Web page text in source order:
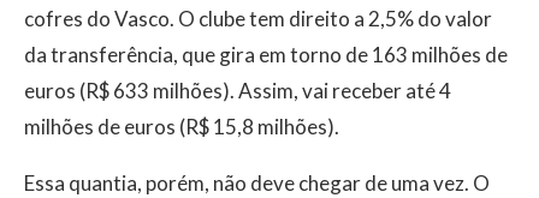
cofres do Vasco. O clube tem direito a 2,5% do valor
da transferência, que gira em torno de 163 milhões de
euros (R$ 633 milhões). Assim, vai receber até 4
milhões de euros (R$ 15,8 milhões).
Essa quantia, porém, não deve chegar de uma vez. O